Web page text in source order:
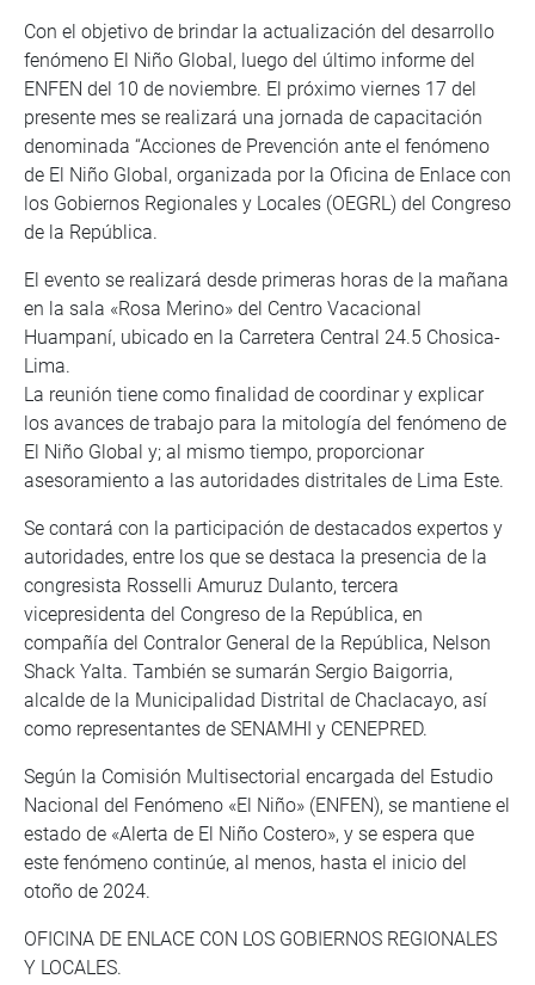
Con el objetivo de brindar la actualización del desarrollo
fenómeno El Niño Global, luego del último informe del
ENFEN del 10 de noviembre. El próximo viernes 17 del
presente mes se realizará una jornada de capacitación
denominada “Acciones de Prevención ante el fenómeno
de El Niño Global, organizada por la Oficina de Enlace con
los Gobiernos Regionales y Locales (OEGRL) del Congreso
de la República.
El evento se realizará desde primeras horas de la mañana
en la sala «Rosa Merino» del Centro Vacacional
Huampaní, ubicado en la Carretera Central 24.5 Chosica-
Lima.
La reunión tiene como finalidad de coordinar y explicar
los avances de trabajo para la mitología del fenómeno de
El Niño Global y; al mismo tiempo, proporcionar
asesoramiento a las autoridades distritales de Lima Este.
Se contará con la participación de destacados expertos y
autoridades, entre los que se destaca la presencia de la
congresista Rosselli Amuruz Dulanto, tercera
vicepresidenta del Congreso de la República, en
compañía del Contralor General de la República, Nelson
Shack Yalta. También se sumarán Sergio Baigorria,
alcalde de la Municipalidad Distrital de Chaclacayo, así
como representantes de SENAMHI y CENEPRED.
Según la Comisión Multisectorial encargada del Estudio
Nacional del Fenómeno «El Niño» (ENFEN), se mantiene el
estado de «Alerta de El Niño Costero», y se espera que
este fenómeno continúe, al menos, hasta el inicio del
otoño de 2024.
OFICINA DE ENLACE CON LOS GOBIERNOS REGIONALES
Y LOCALES.